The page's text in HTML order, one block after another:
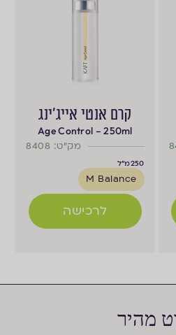
קרם אנטי אייג'ינג
Age Control – 250ml
מק"ט: 8408
250מ"ל
M Balance
לרכישה
מהיר